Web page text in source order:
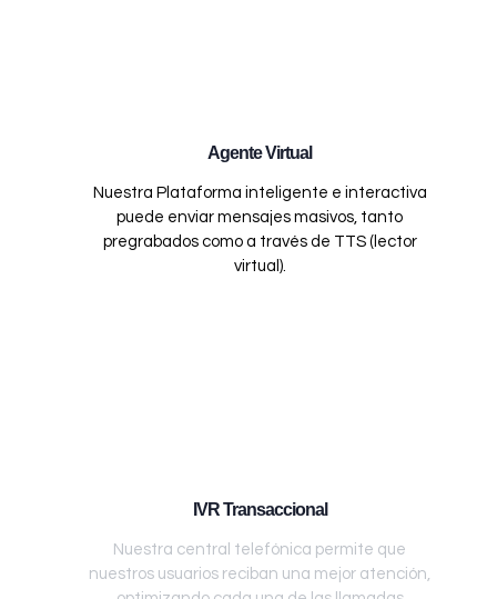
Agente Virtual
Nuestra Plataforma inteligente e interactiva
puede enviar mensajes masivos, tanto
pregrabados como a través de TTS (lector
virtual).
IVR Transaccional
Nuestra central telefónica permite que
nuestros usuarios reciban una mejor atención,